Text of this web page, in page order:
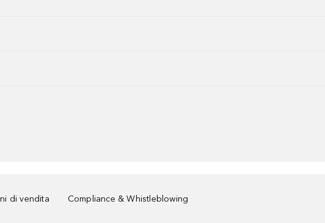
di vendita
Compliance & Whistleblowing